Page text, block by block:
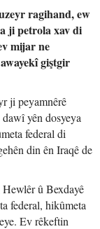
ragihand, ew
ji petrola xav di
mijar ne
giştgir
ji peyamnêrê
yên dosyeya
federal di
din ên Iraqê de
û Bexdayê
federal, hikûmeta
Ev rêkeftin